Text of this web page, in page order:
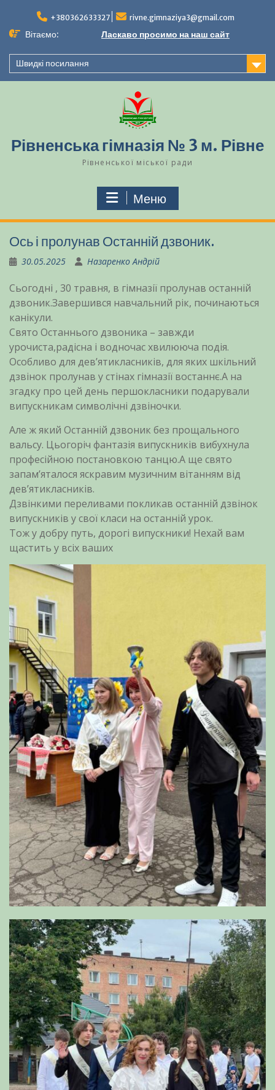
вмісту
+380362633327 rivne.gimnaziya3@gmail.com
Вітаємо: Ласкаво просимо на наш сайт
Швидкі посилання
Рівненська гімназія № 3 м. Рівне
Рівненської міської ради
Меню
Ось і пролунав Останній дзвоник.
30.05.2025 Назаренко Андрій
Сьогодні , 30 травня, в гімназії пролунав останній
дзвоник.Завершився навчальний рік, починаються
канікули.
Свято Останнього дзвоника – завжди
урочиста,радісна і водночас хвилююча подія.
Особливо для девʼятикласників, для яких шкільний
дзвінок пролунав у стінах гімназії востаннє.А на
згадку про цей день першокласники подарували
випускникам символічні дзвіночки.
Але ж який Останній дзвоник без прощального
вальсу. Цьогоріч фантазія випускників вибухнула
професійною постановкою танцю.А ще свято
запамʼяталося яскравим музичним вітанням від
девʼятикласників.
Дзвінкими переливами покликав останній дзвінок
випускників у свої класи на останній урок.
Тож у добру путь, дорогі випускники! Нехай вам
щастить у всіх ваших